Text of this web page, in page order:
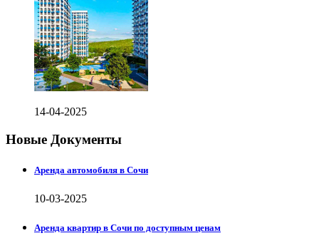
14-04-2025
Новые Документы
Аренда автомобиля в Сочи
10-03-2025
Аренда квартир в Сочи по доступным ценам